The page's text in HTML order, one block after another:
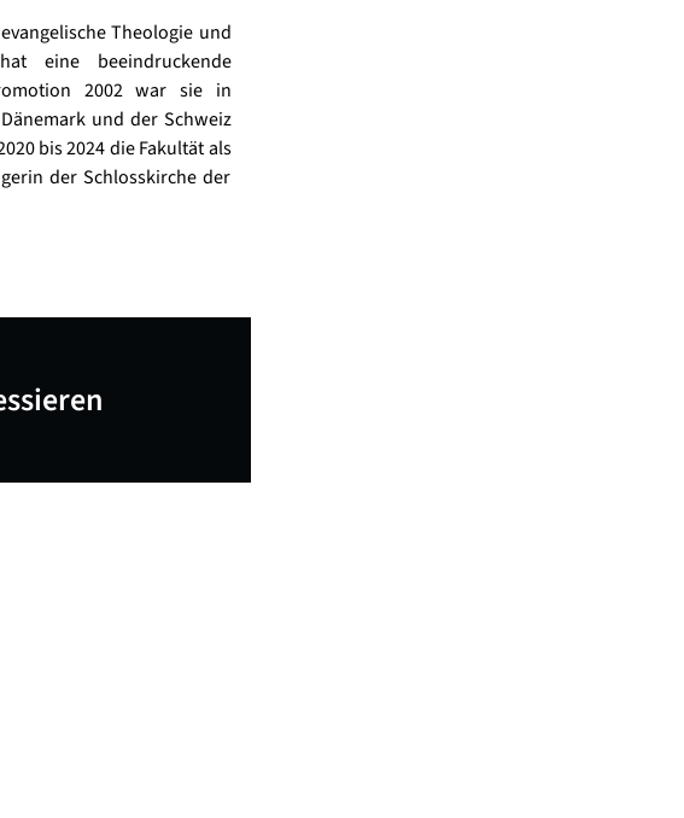
Theologie und
eine beeindruckende
2002 war sie in
und der Schweiz
bis 2024 die Fakultät als
der Schlosskirche der